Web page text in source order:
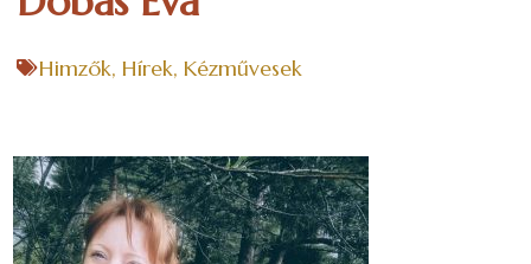
Himzők,Hírek,Kézművesek